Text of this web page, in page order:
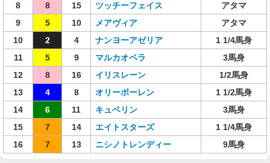
8
8 15 ツッチーフェイス
アタマ
9
5 10 メアヴィア
アタマ
10
2 4 ナンヨーアゼリア
1 1/4馬身
11
5 9 マルカオペラ
3馬身
12
8 16 イリスレーン
1/2馬身
13
4 8 オリーボーレン
1 1/2馬身
14
6 11 キュベリン
3馬身
15
7 14 エイトスターズ
1 1/4馬身
16
7 13 ニシノトレンディー 9馬身